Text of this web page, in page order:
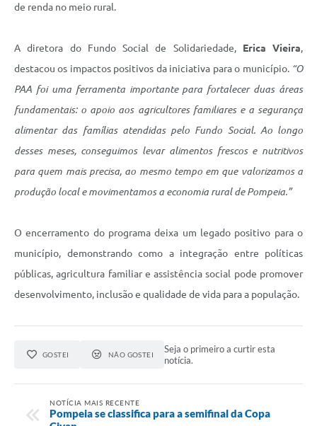
de renda no meio rural.
A diretora do Fundo Social de Solidariedade, Erica Vieira,
destacou os impactos positivos da iniciativa para o município. “O
PAA foi uma ferramenta importante para fortalecer duas áreas
fundamentais: o apoio aos agricultores familiares e a segurança
alimentar das famílias atendidas pelo Fundo Social. Ao longo
desses meses, conseguimos levar alimentos frescos e nutritivos
para quem mais precisa, ao mesmo tempo em que valorizamos a
produção local e movimentamos a economia rural de Pompeia.”
O encerramento do programa deixa um legado positivo para o
município, demonstrando como a integração entre políticas
públicas, agricultura familiar e assistência social pode promover
desenvolvimento, inclusão e qualidade de vida para a população.
GOSTEI NÃO GOSTEI
Seja o primeiro a curtir esta
notícia.
NOTÍCIA MAIS RECENTE
Pompeia se classifica para a semifinal da Copa